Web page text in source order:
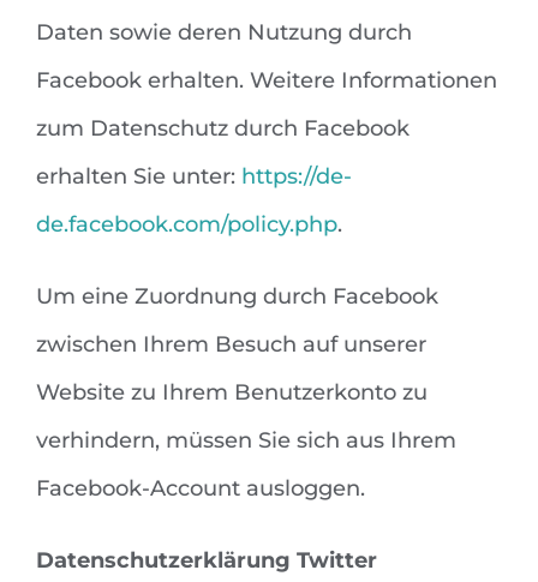
Daten sowie deren Nutzung durch
Facebook erhalten. Weitere Informationen
zum Datenschutz durch Facebook
erhalten Sie unter: https://de-
de.facebook.com/policy.php.
Um eine Zuordnung durch Facebook
zwischen Ihrem Besuch auf unserer
Website zu Ihrem Benutzerkonto zu
verhindern, müssen Sie sich aus Ihrem
Facebook-Account ausloggen.
Datenschutzerklärung Twitter